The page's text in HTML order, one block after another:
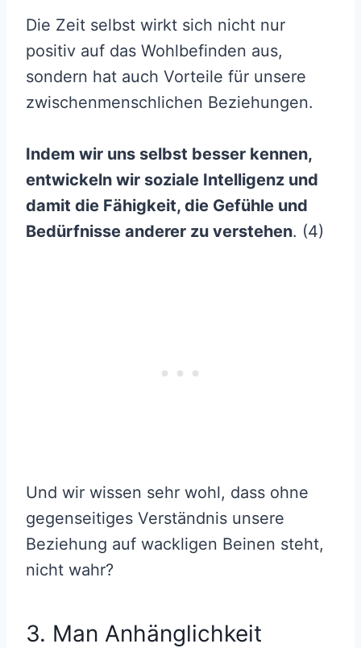
Die Zeit selbst wirkt sich nicht nur
positiv auf das Wohlbefinden aus,
sondern hat auch Vorteile für unsere
zwischenmenschlichen Beziehungen.
Indem wir uns selbst besser kennen,
entwickeln wir soziale Intelligenz und
damit die Fähigkeit, die Gefühle und
Bedürfnisse anderer zu verstehen. (4)
Und wir wissen sehr wohl, dass ohne
gegenseitiges Verständnis unsere
Beziehung auf wackligen Beinen steht,
nicht wahr?
3. Man Anhänglichkeit